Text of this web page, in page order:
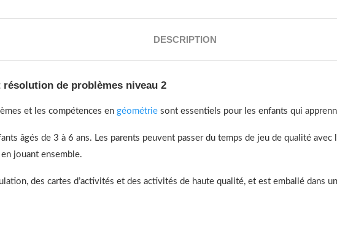
DESCRIPTION
de problèmes niveau 2
et les compétences en géométrie sont essentiels pour les enfants qui
âgés de 3 à 6 ans. Les parents peuvent passer du temps de jeu de qualité
jouant ensemble.
des cartes d’activités et des activités de haute qualité, et est emballé dans